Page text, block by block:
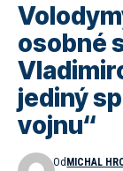
osobné
jediný
vojnu“
Od MICHAL